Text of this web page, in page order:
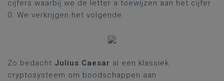
cijfers waarbij we de letter a toewijzen aan het cijfer
0. We verkrijgen het volgende:
Zo bedacht Julius Caesar al een klassiek
cryptosysteem om boodschappen aan